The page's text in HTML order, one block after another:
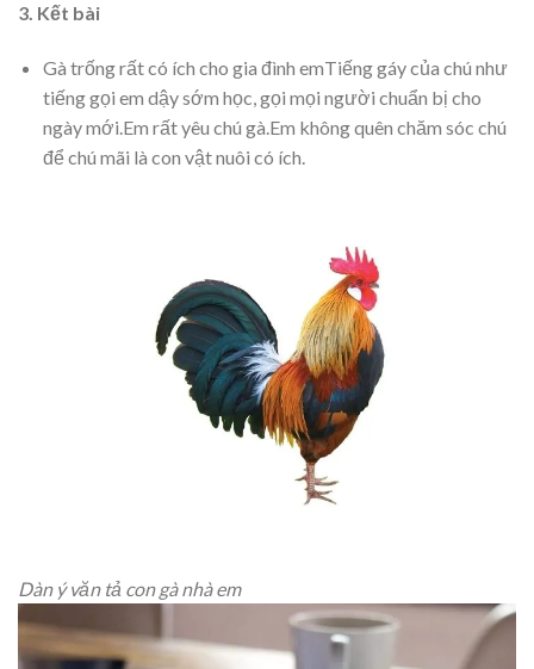
3. Kết bài
Gà trống rất có ích cho gia đình emTiếng gáy của chú như
tiếng gọi em dậy sớm học, gọi mọi người chuẩn bị cho
ngày mới.Em rất yêu chú gà.Em không quên chăm sóc chú
để chú mãi là con vật nuôi có ích.
Dàn ý văn tả con gà nhà em